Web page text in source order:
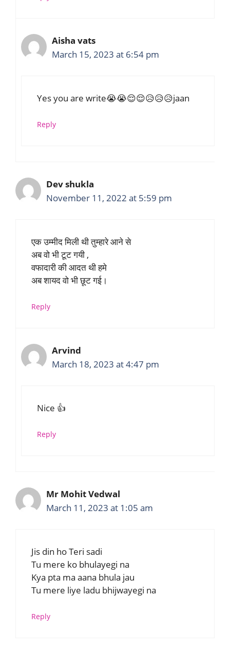
Aisha vats
March 15, 2023 at 6:54 pm
Yes you are write😭😭😌😌😥😥😥jaan
Reply
Dev shukla
November 11, 2022 at 5:59 pm
एक उम्मीद मिली थी तुम्हारे आने से
अब वो भी टूट गयी ,
वफादारी की आदत थी हमे
अब शायद वो भी छूट गई।
Reply
Arvind
March 18, 2023 at 4:47 pm
Nice 👍
Reply
Mr Mohit Vedwal
March 11, 2023 at 1:05 am
Jis din ho Teri sadi
Tu mere ko bhulayegi na
Kya pta ma aana bhula jau
Tu mere liye ladu bhijwayegi na
Reply